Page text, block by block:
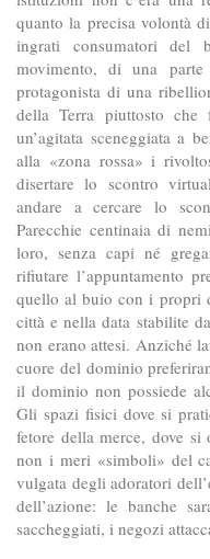
quanto la precisa volontà
ingrati consumatori del
movimento, di una
protagonista di una
della Terra piuttosto
un’agitata sceneggiata a
alla «zona rossa» i
disertare lo scontro
andare a cercare lo
Parecchie centinaia di
loro, senza capi né
rifiutare l’appuntamento
quello al buio con i propri
città e nella data stabilite
non erano attesi. Anziché
cuore del dominio
il dominio non possiede
Gli spazi fisici dove si
fetore della merce, dove
non i meri «simboli» del
vulgata degli adoratori
dell’azione: le banche
saccheggiati, i negozi